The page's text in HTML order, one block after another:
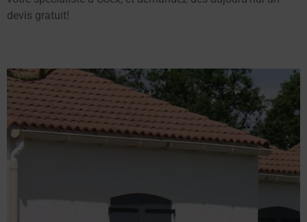
devis gratuit!